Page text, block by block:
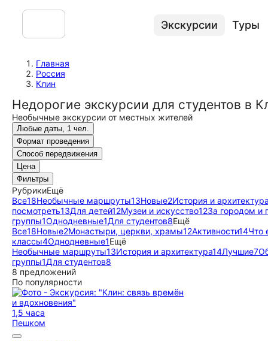
Экскурсии Туры
Главная
Россия
Клин
Недорогие экскурсии для студентов в
Необычные экскурсии от местных жителей
Любые даты, 1 чел.
Формат проведения
Способ передвижения
Цена
Фильтры
РубрикиЕщё
Все18Необычные маршруты13Новые2История и архитектура
посмотреть13Для детей12Музеи и искусство12За городом и
группы1Однодневные1Для студентов8Ещё
Все18Новые2Монастыри, церкви, храмы12Активности14Что
классы4Однодневные1Ещё
Необычные маршруты13История и архитектура14Лучшие7
группы1Для студентов8
8 предложений
По популярности
1,5 часа
Пешком